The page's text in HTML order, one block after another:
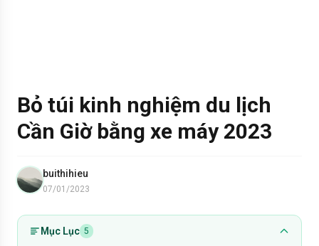
Bỏ túi kinh nghiệm du lịch
Cần Giờ bằng xe máy 2023
buithihieu
07/01/2023
Mục Lục 5